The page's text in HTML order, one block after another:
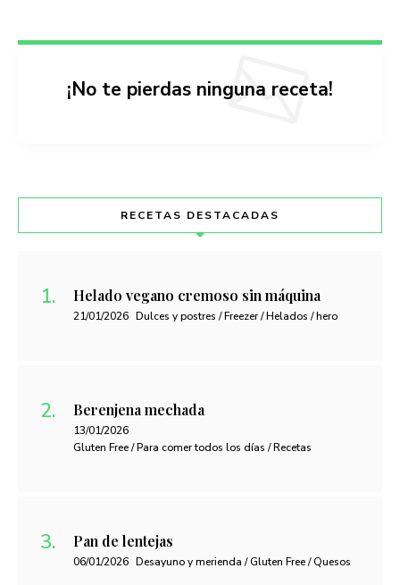
¡No te pierdas ninguna receta!
RECETAS DESTACADAS
Helado vegano cremoso sin máquina
21/01/2026 Dulces y postres / Freezer / Helados / hero
Berenjena mechada
13/01/2026
Gluten Free / Para comer todos los días / Recetas
Pan de lentejas
06/01/2026 Desayuno y merienda / Gluten Free / Quesos